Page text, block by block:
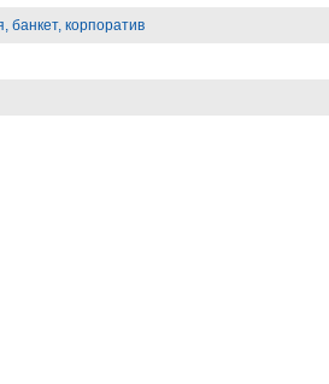
банкет, корпоратив